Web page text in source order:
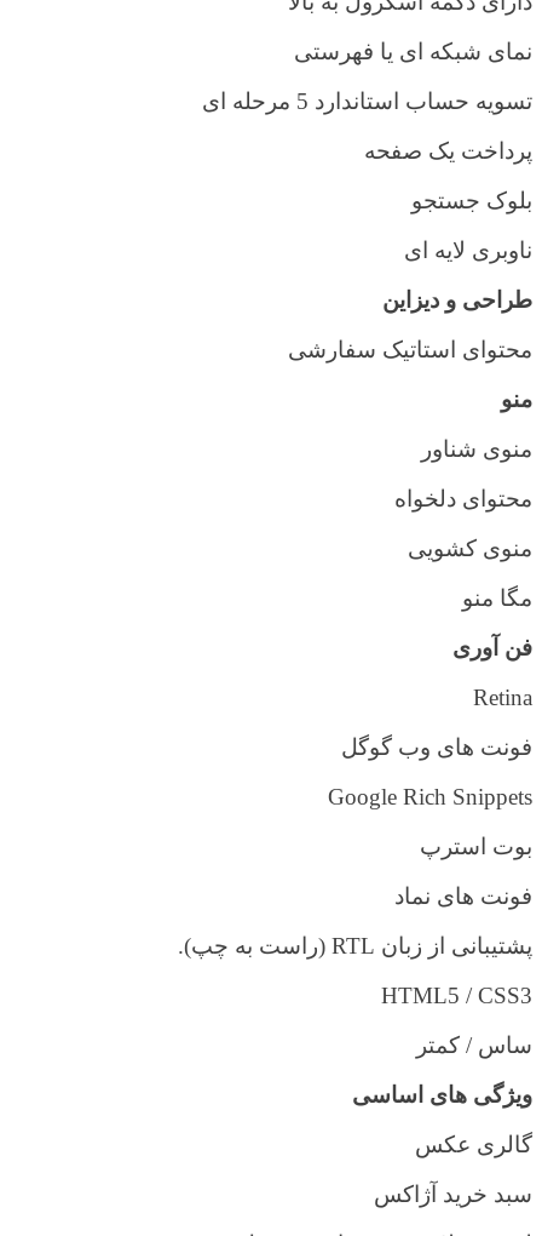
نمای شبکه ای یا فهرستی
تسویه حساب استاندارد 5 مرحله ای
پرداخت یک صفحه
بلوک جستجو
ناوبری لایه ای
طراحی و دیزاین
محتوای استاتیک سفارشی
منو
منوی شناور
محتوای دلخواه
منوی کشویی
مگا منو
فن آوری
Retina
فونت های وب گوگل
Google Rich Snippets
بوت استرپ
فونت های نماد
پشتیبانی از زبان RTL (راست به چپ).
HTML5 / CSS3
ساس / کمتر
ویژگی های اساسی
گالری عکس
سبد خرید آژاکس